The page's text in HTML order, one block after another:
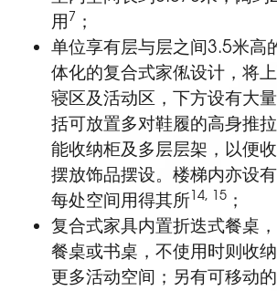
用7 ；
单位享有层与层之间3.5米高
体化的复合式家俬设计，将
寝区及活动区，下方设有大
括可放置多对鞋履的高身推
能收纳柜及多层层架，以便
摆放饰品摆设。楼梯内亦设
每处空间用得其所14, 15 ；
复合式家具内置折迭式餐桌
餐桌或书桌，不使用时则收
更多活动空间；另有可移动